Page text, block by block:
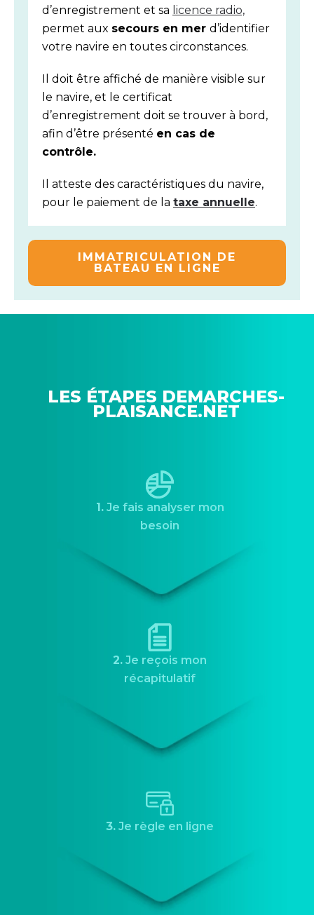
d’enregistrement et sa licence radio,
permet aux secours en mer d’identifier
votre navire en toutes circonstances.
Il doit être affiché de manière visible sur
le navire, et le certificat
d’enregistrement doit se trouver à bord,
afin d’être présenté en cas de
contrôle.
Il atteste des caractéristiques du navire,
pour le paiement de la taxe annuelle.
IMMATRICULATION DE
BATEAU EN LIGNE
LES ÉTAPES DEMARCHES-
PLAISANCE.NET
1.Je fais analyser mon
besoin
2. Je reçois mon
récapitulatif
3. Je règle en ligne